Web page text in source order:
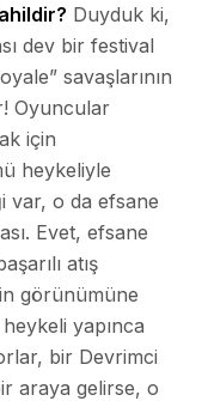
Duyduk ki,
dev bir festival
savaşlarının
Oyuncular
için
heykeliyle
var, o da efsane
Evet, efsane
atış
görünümüne
yapınca
bir Devrimci
araya gelirse, o